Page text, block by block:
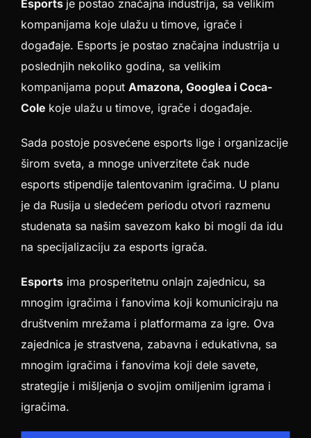
Esports je postao značajna industrija, sa velikim
kompanijama koje ulažu u timove, igrače i
događaje. Esports je postao značajna industrija u
poslednjih nekoliko godina, sa velikim
kompanijama poput Amazona, Googlea i Coca-
Cole koje ulažu u timove, igrače i događaje.
Sada postoje posvećene esports lige i organizacije
širom sveta, a mnoge univerzitete čak nude
esports stipendije talentovanim igračima. U planu
je da Rusija u sledećem periodu otvori razmenu
studenata sa našim savezom kako bi mogli da idu
na specijalizaciju za esports igrača.
Esports ima prosperitetnu onlajn zajednicu, sa
mnogim igračima i fanovima koji komuniciraju na
društvenim mrežama i platformama za igre. Ova
zajednica je strastvena, zabavna i edukativna, sa
mnogim igračima i fanovima koji dele savete,
strategije i mišljenja o svojim omiljenim igrama i
igračima.